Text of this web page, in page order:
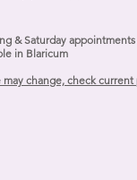
& Saturday appointments
in Blaricum
may change, check current